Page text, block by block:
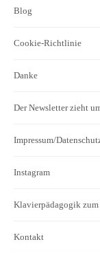
Blog
Cookie-Richtlinie
Danke
Der Newsletter zieht
Impressum/
Instagram
Klavierpädagogik zum
Kontakt